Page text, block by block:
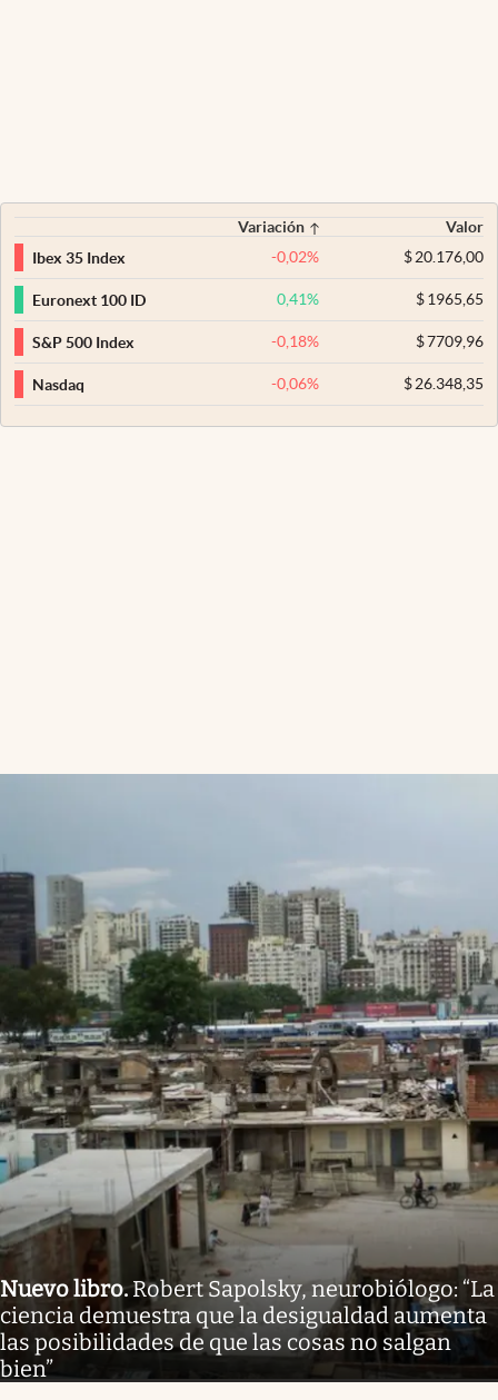
Variación
Valor
Ibex 35 Index
-0,02% $20.176,00
Euronext 100 ID 0,41% $1965,65
S&P 500 Index -0,18% $7709,96
Nasdaq -0,06% $26.348,35
Nuevo libro.Robert Sapolsky, neurobiólogo: “La
ciencia demuestra que la desigualdad aumenta
las posibilidades de que las cosas no salgan
bien”